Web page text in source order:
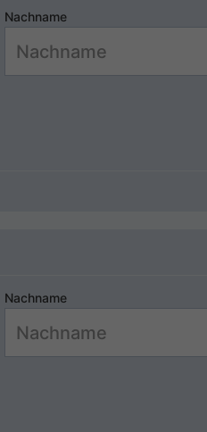
Nachname
Nachname